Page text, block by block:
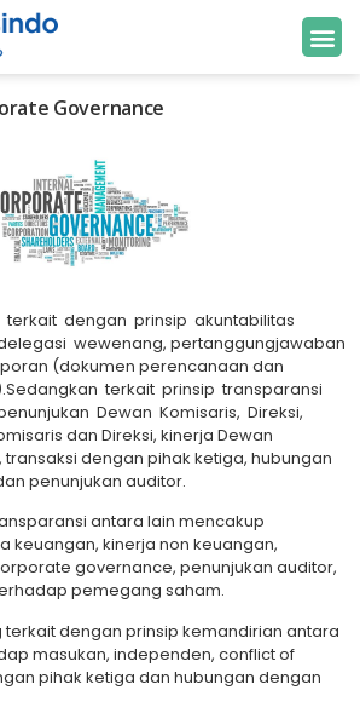
Governance
terkait dengan prinsip akuntabilitas
wewenang, pertanggungjawaban
(dokumen perencanaan dan
terkait prinsip transparansi
Dewan Komisaris, Direksi,
dan Direksi, kinerja Dewan
transaksi dengan pihak ketiga, hubungan
penunjukan auditor.
antara lain mencakup
keuangan, kinerja non keuangan,
governance, penunjukan auditor,
pemegang saham.
dengan prinsip kemandirian antara
masukan, independen, conflict of
pihak ketiga dan hubungan dengan